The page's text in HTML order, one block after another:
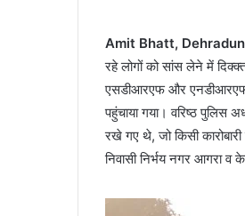
Amit Bhatt,
रहे लोगों को सांस लेने में
एसडीआरएफ और एनडीआरएफ
पहुंचाया गया। वरिष्ठ
रखे गए थे, जो किसी
निवासी निर्भय नगर आगरा व